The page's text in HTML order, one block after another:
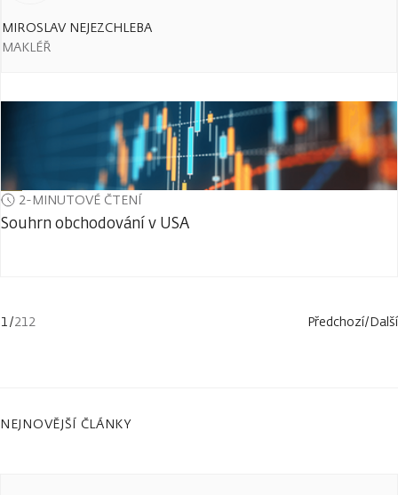
MIROSLAV NEJEZCHLEBA
MAKLÉŘ
2-MINUTOVÉ ČTENÍ
Souhrn obchodování v USA
1/212 Předchozí/Další
NEJNOVĚJŠÍ ČLÁNKY